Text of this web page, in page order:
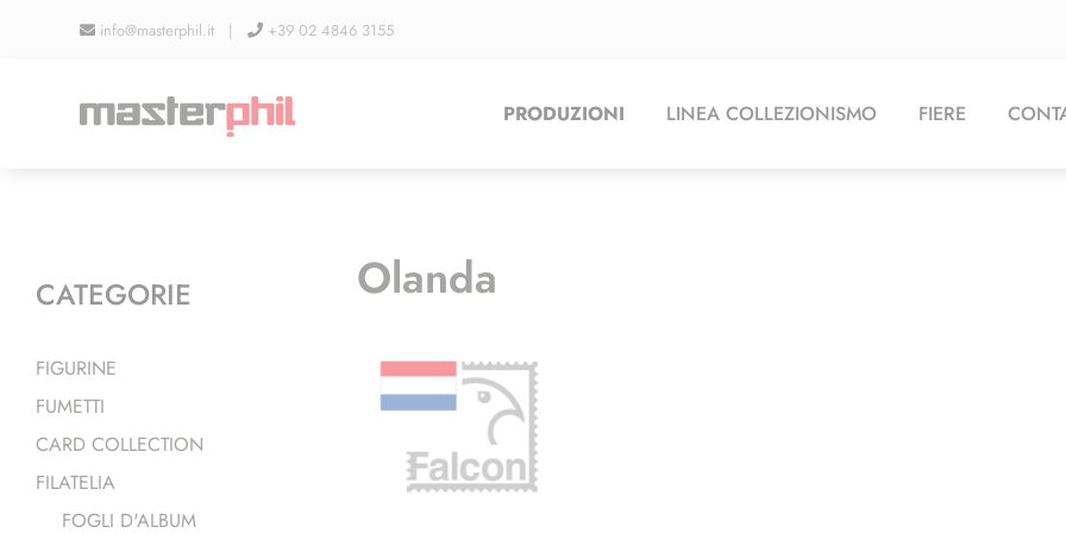
info@masterphil.it | +39 02 4846 3155
PRODUZIONI LINEA COLLEZIONISMO FIERE
Olanda
CATEGORIE
FIGURINE
FUMETTI
CARD COLLECTION
FILATELIA
FOGLI D'ALBUM